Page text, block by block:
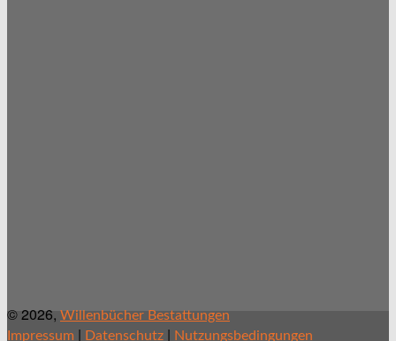
© 2026, Willenbücher Bestattungen
Impressum | Datenschutz | Nutzungsbedingungen